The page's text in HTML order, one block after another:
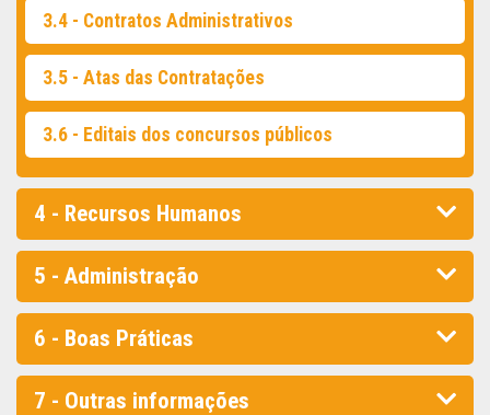
3.4 - Contratos Administrativos
3.5 - Atas das Contratações
3.6 - Editais dos concursos públicos
4 - Recursos Humanos
5 - Administração
6 - Boas Práticas
7 - Outras informações